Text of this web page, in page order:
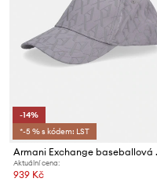
-14%
*-5 % s kódem: LST
Armani
Aktuální cena:
939 Kč